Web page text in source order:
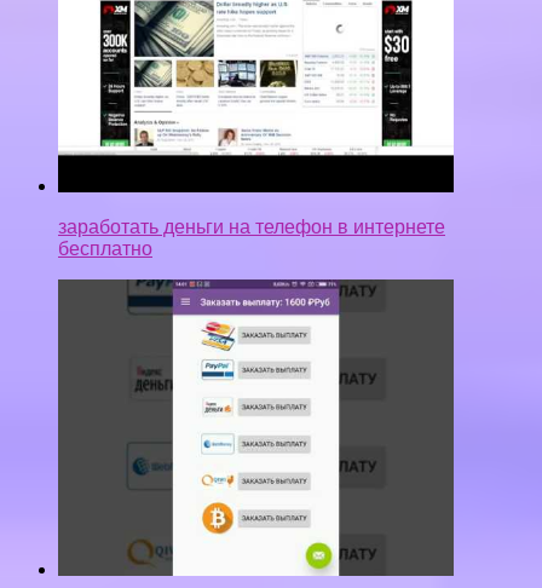
заработать деньги на телефон в интернете
бесплатно